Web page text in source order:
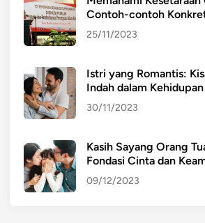
E
N
K
N
D
Contoh-contoh
25/11/2023
Istri yang Romantis:
Indah dalam Kehidupan
30/11/2023
Kasih Sayang Orang
Fondasi Cinta dan
09/12/2023